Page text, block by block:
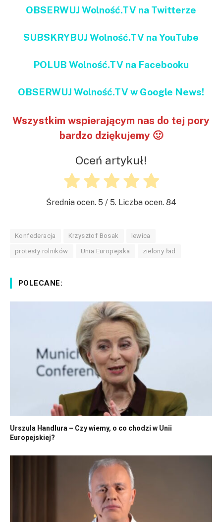
OBSERWUJ Wolność.TV na Twitterze
SUBSKRYBUJ Wolność.TV na YouTube
POLUB Wolność.TV na Facebooku
OBSERWUJ Wolność.TV w Google News!
Wszystkim wspierającym nas do tej pory
bardzo dziękujemy 🙂
Oceń artykuł!
Średnia ocen. 5 / 5. Liczba ocen. 84
Konfederacja Krzysztof Bosak lewica
protesty rolników Unia Europejska zielony ład
POLECANE:
Urszula Handlura – Czy wiemy, o co chodzi w Unii
Europejskiej?